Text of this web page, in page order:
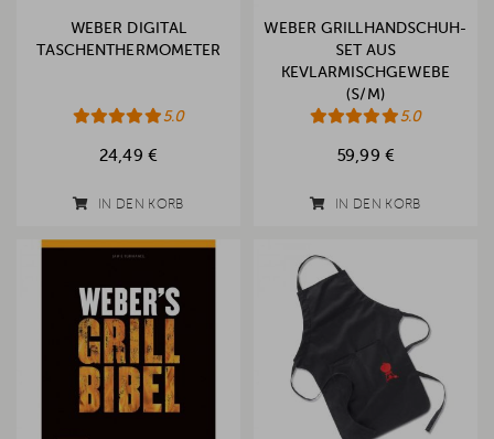
WEBER DIGITAL
TASCHENTHERMOMETER
5.0
24,49 €
IN DEN KORB
WEBER GRILLHANDSCHUH-
SET AUS
KEVLARMISCHGEWEBE
(S/M)
5.0
59,99 €
IN DEN KORB